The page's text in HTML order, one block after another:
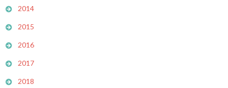
2014
2015
2016
2017
2018